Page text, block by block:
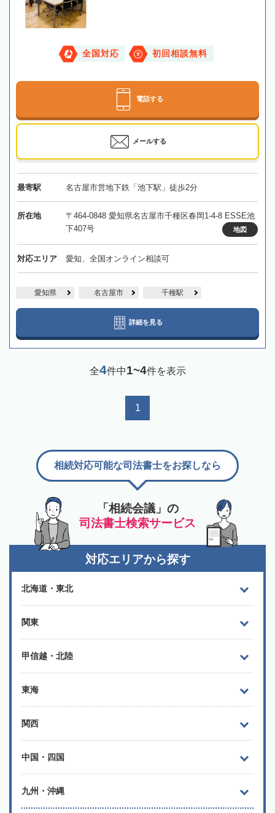
全国対応 初回相談無料
電話する
メールする
最寄駅 名古屋市営地下鉄「池下駅」徒歩2分
所在地
〒464-0848 愛知県名古屋市千種区春岡1-4-8 ESSE池
下407号
地図
対応エリア 愛知、全国オンライン相談可
愛知県 名古屋市 千種駅
詳細を見る
全4件中1~4件を表示
1
「相続会議」の
司法書士検索サービス
相続対応可能な司法書士をお探しなら
対応エリアから探す
北海道・東北
関東
甲信越・北陸
東海
関西
中国・四国
九州・沖縄